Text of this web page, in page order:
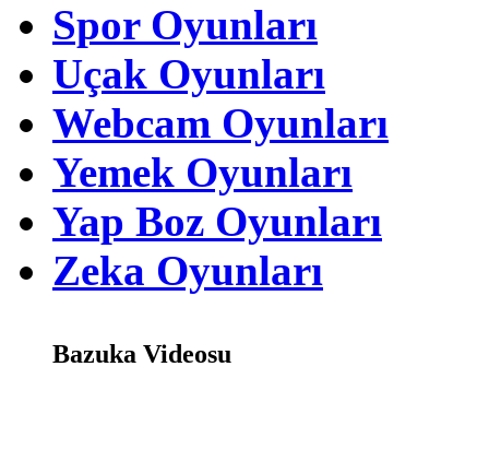
Spor Oyunları
Uçak Oyunları
Webcam Oyunları
Yemek Oyunları
Yap Boz Oyunları
Zeka Oyunları
Bazuka Videosu